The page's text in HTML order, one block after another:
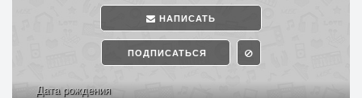
НАПИСАТЬ
ПОДПИСАТЬСЯ
Дата рождения